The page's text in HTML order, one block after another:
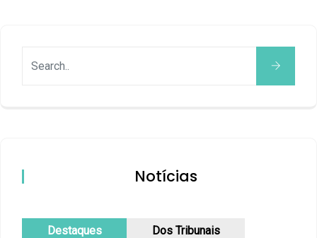
Notícias
Destaques Dos Tribunais